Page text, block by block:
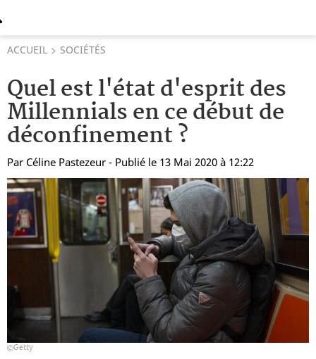
ACCUEIL SOCIÉTÉS
Quel est l'état d'esprit des
Millennials en ce début de
déconfinement ?
Par Céline Pastezeur - Publié le 13 Mai 2020 à 12:22
Getty